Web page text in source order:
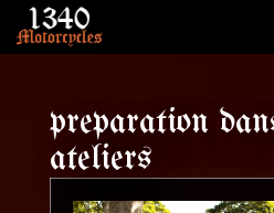
preparation
ateliers